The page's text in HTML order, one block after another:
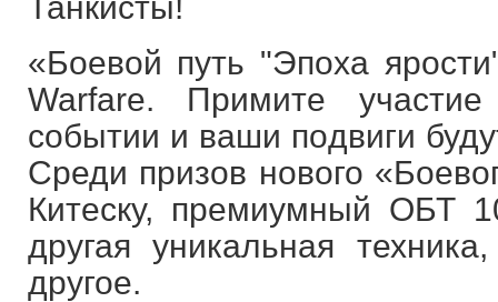
«Боевой путь "Эпоха
Warfare. Примите
событии и ваши подвиги
Среди призов нового
Китеску, премиумный ОБТ
другая уникальная
другое.